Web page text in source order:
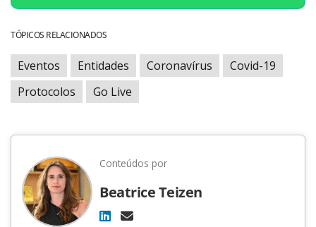
TÓPICOS RELACIONADOS
Eventos Entidades Coronavírus
Covid-19
Protocolos
Go Live
Conteúdos por
Beatrice Teizen